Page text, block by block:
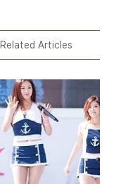
Related Articles